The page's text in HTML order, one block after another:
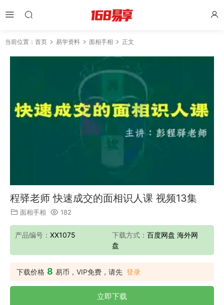
当前位置： 首页 易学资料 面相手相 正文
程驿老师 快速成交的面相识人课 视频13集
面相手相 182
产品编号： XX1075 下载方式： 百度网盘 海外网
盘
下载价格 8 易币，VIP免费，请先 登录
立即下载